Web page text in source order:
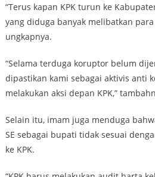
“Terus kapan KPK turun ke
yang diduga banyak melibatkan para
ungkapnya.
“Selama terduga koruptor belum
dipastikan kami sebagai aktivis anti
melakukan aksi depan KPK,”
Selain itu, imam juga menduga
SE sebagai bupati tidak sesuai
ke KPK.